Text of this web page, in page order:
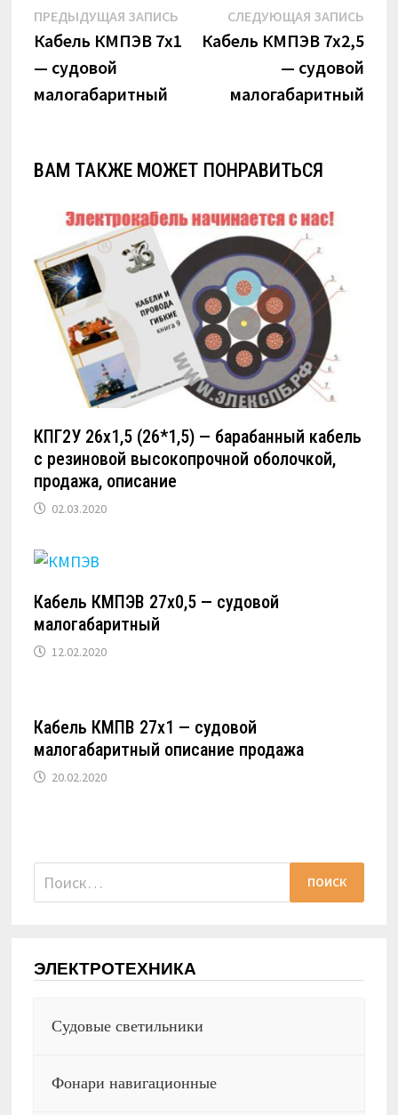
Навигация
по
записям
ПРЕДЫДУЩАЯ ЗАПИСЬ Предыдущая
запись:
Кабель КМПЭВ 7х1
— судовой
малогабаритный
СЛЕДУЮЩАЯ ЗАПИСЬ
Кабель КМПЭВ 7х2,5
— судовой
малогабаритный
ВАМ ТАКЖЕ МОЖЕТ ПОНРАВИТЬСЯ
КПГ2У 26х1,5 (26*1,5) — барабанный кабель
с резиновой высокопрочной оболочкой,
продажа, описание
02.03.2020
Кабель КМПЭВ 27х0,5 — судовой
малогабаритный
12.02.2020
Кабель КМПВ 27х1 — судовой
малогабаритный описание продажа
20.02.2020
Найти:
ЭЛЕКТРОТЕХНИКА
Судовые светильники
Фонари навигационные